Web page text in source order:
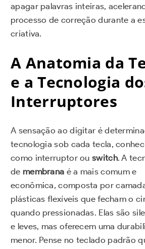
apagar palavras inteiras,
processo de correção durante a
criativa.
A Anatomia da
e a Tecnologia
Interruptores
A sensação ao digitar é
tecnologia sob cada tecla,
como interruptor ouswitch. A
de membrana é a mais comum e
econômica, composta por
plásticas flexíveis que fecham o
quando pressionadas. Elas são
e leves, mas oferecem uma
menor. Pense no teclado padrão